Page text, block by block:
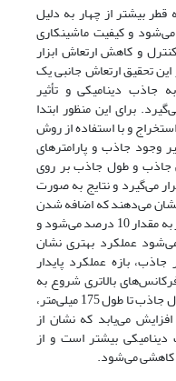
بیشتر از چهار به دلیل
می‌شود و کیفیت ماشینکاری
و کاهش ارتعاش ابزار
تحقیق ارتعاش جانبی یک
جاذب دینامیکی و تأثیر
برای این منظور ابتدا
و با استفاده از روش
جاذب و پارامترهای
جاذب و طول جاذب بر روی
می‌گیرد و نتایج به صورت
نشان می‌دهند که اضافه شدن
جاذب باعث افزایش فرکانس طبیعی ابزار به مقدار 10 درصد می‌شود و
عملکرد بهتری نشان
بازه عملکرد پایدار
بالاتری شروع به
ارتعاش می‌کند. علاوه بر آن با افزایش طول جاذب تا طول 175 میلی‌متر،
می‌یابد که نشان از
دینامیکی بیشتر است و از